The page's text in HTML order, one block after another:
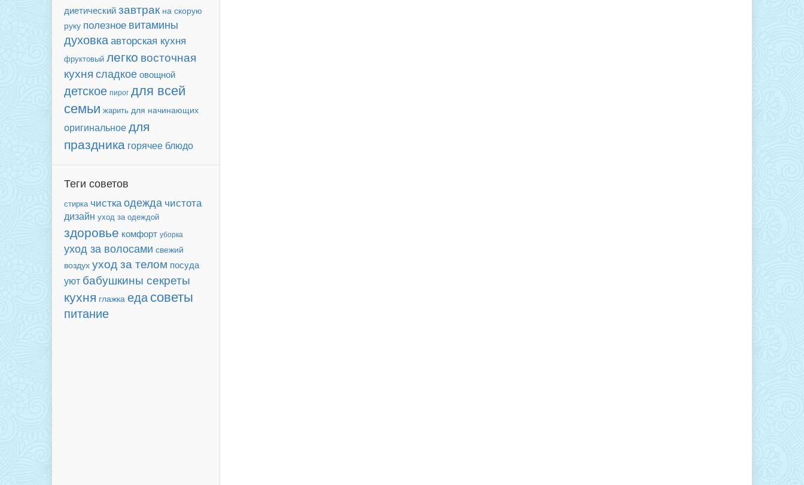
диетическийзавтрак на скорую
руку полезное витамины
духовкаавторская кухня
фруктовый легко восточная
кухнясладкоеовощной
детское пирог для всей
семьи жарить для начинающих
оригинальноедля
праздника горячее блюдо
Теги советов
стирка чисткаодежда чистота
дизайн уход за одеждой
здоровье комфорт уборка
уход за волосами свежий
воздух уход за телом посуда
уют бабушкины секреты
кухня глажка едасоветы
питание